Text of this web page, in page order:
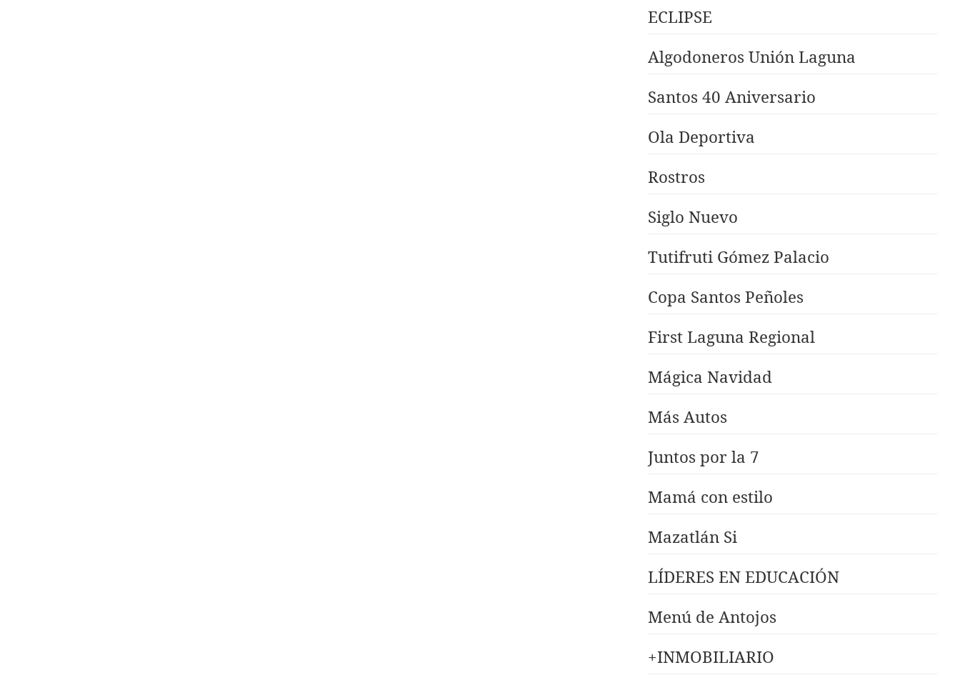
ECLIPSE
Algodoneros Unión Laguna
Santos 40 Aniversario
Ola Deportiva
Rostros
Siglo Nuevo
Tutifruti Gómez Palacio
Copa Santos Peñoles
First Laguna Regional
Mágica Navidad
Más Autos
Juntos por la 7
Mamá con estilo
Mazatlán Si
LÍDERES EN EDUCACIÓN
Menú de Antojos
+INMOBILIARIO